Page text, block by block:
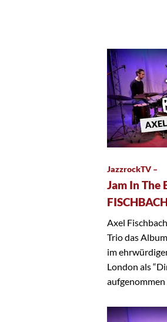
JazzrockTV –
Jam In The
Axel
Trio das
im
London als